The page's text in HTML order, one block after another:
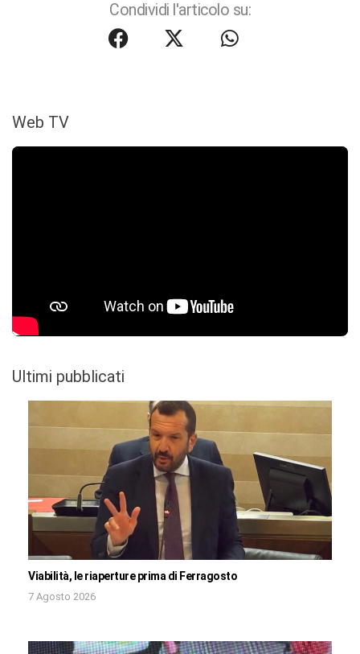
Condividi l'articolo su:
Web TV
Ultimi pubblicati
Viabilità, le riaperture prima di Ferragosto
7 Agosto 2026